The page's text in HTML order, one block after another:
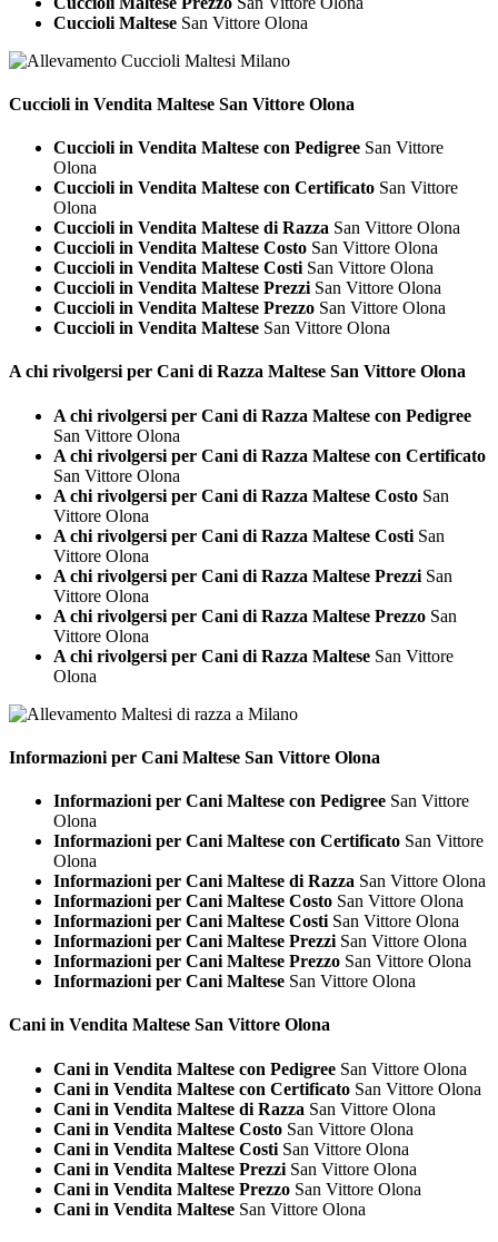
Cuccioli Maltese San Vittore Olona
Cuccioli in Vendita Maltese San Vittore Olona
Cuccioli in Vendita Maltese con Pedigree San Vittore
Olona
Cuccioli in Vendita Maltese con Certificato San Vittore
Olona
Cuccioli in Vendita Maltese di Razza San Vittore Olona
Cuccioli in Vendita Maltese Costo San Vittore Olona
Cuccioli in Vendita Maltese Costi San Vittore Olona
Cuccioli in Vendita Maltese Prezzi San Vittore Olona
Cuccioli in Vendita Maltese Prezzo San Vittore Olona
Cuccioli in Vendita Maltese San Vittore Olona
A chi rivolgersi per Cani di Razza Maltese San Vittore Olona
A chi rivolgersi per Cani di Razza Maltese con Pedigree
San Vittore Olona
A chi rivolgersi per Cani di Razza Maltese con Certificato
San Vittore Olona
A chi rivolgersi per Cani di Razza Maltese Costo San
Vittore Olona
A chi rivolgersi per Cani di Razza Maltese Costi San
Vittore Olona
A chi rivolgersi per Cani di Razza Maltese Prezzi San
Vittore Olona
A chi rivolgersi per Cani di Razza Maltese Prezzo San
Vittore Olona
A chi rivolgersi per Cani di Razza Maltese San Vittore
Olona
Informazioni per Cani Maltese San Vittore Olona
Informazioni per Cani Maltese con Pedigree San Vittore
Olona
Informazioni per Cani Maltese con Certificato San Vittore
Olona
Informazioni per Cani Maltese di Razza San Vittore Olona
Informazioni per Cani Maltese Costo San Vittore Olona
Informazioni per Cani Maltese Costi San Vittore Olona
Informazioni per Cani Maltese Prezzi San Vittore Olona
Informazioni per Cani Maltese Prezzo San Vittore Olona
Informazioni per Cani Maltese San Vittore Olona
Cani in Vendita Maltese San Vittore Olona
Cani in Vendita Maltese con Pedigree San Vittore Olona
Cani in Vendita Maltese con Certificato San Vittore Olona
Cani in Vendita Maltese di Razza San Vittore Olona
Cani in Vendita Maltese Costo San Vittore Olona
Cani in Vendita Maltese Costi San Vittore Olona
Cani in Vendita Maltese Prezzi San Vittore Olona
Cani in Vendita Maltese Prezzo San Vittore Olona
Cani in Vendita Maltese San Vittore Olona